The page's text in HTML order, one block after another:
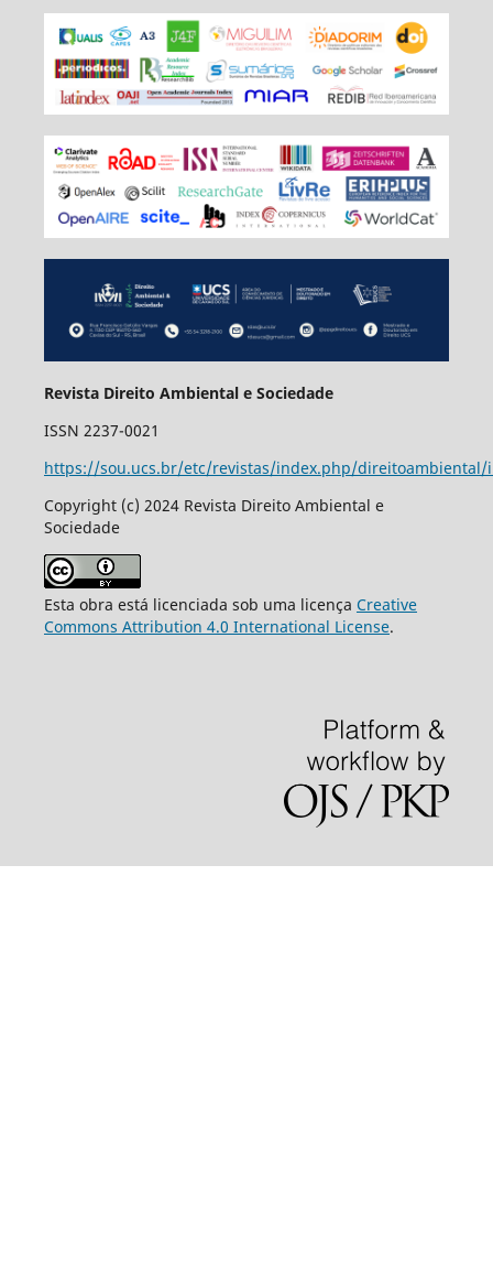
Revista Direito Ambiental e Sociedade
ISSN 2237-0021
https://sou.ucs.br/etc/revistas/index.php/direitoambiental/
Copyright (c) 2024 Revista Direito Ambiental e
Sociedade
Esta obra está licenciada sob uma licença Creative
Commons Attribution 4.0 International License.